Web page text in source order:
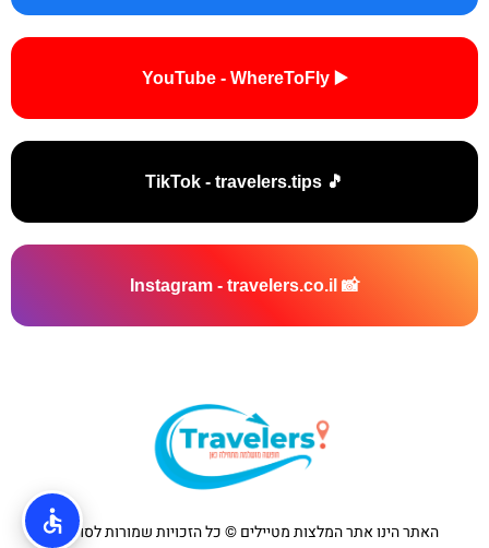
▶️ YouTube - WhereToFly
🎵 TikTok - travelers.tips
📸 Instagram - travelers.co.il
האתר הינו אתר המלצות מטיילים © כל הזכויות שמורות לסוכנות